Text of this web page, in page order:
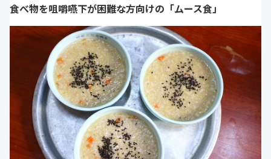
食べ物を咀嚼嚥下が困難な方向けの「ムース食」